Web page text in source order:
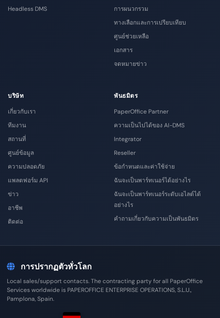
Headless DMS
การผนวกรวม
ทางเลือกและการเปรียบเทียบ
ศูนย์ช่วยเหลือ
เอกสาร
จดหมายข่าว
บริษัท
เกี่ยวกับเรา
ทีมงาน
สถานที่
ศูนย์ข้อมูล
ความปลอดภัย
แพลตฟอร์ม API
ข่าว
อาชีพ
ติดต่อ
พันธมิตร
PaperOffice Partner
ความเป็นไปได้ของ AI-DMS
Integrator
Reseller
ข้อกำหนดและค่าใช้จ่าย
ฉันจะเป็นพาร์ทเนอร์ได้อย่างไร
ฉันจะเป็นพาร์ทเนอร์ระดับเอไลต์ได้
อย่างไร
คำถามเกี่ยวกับความเป็นพันธมิตร
การปรากฏตัวทั่วโลก
Local sales/support contacts. The contracting party for all PaperOffice
Services worldwide is PAPEROFFICE ENTERPRISE OPERATIONS, S.L.U.,
Pamplona, Spain.